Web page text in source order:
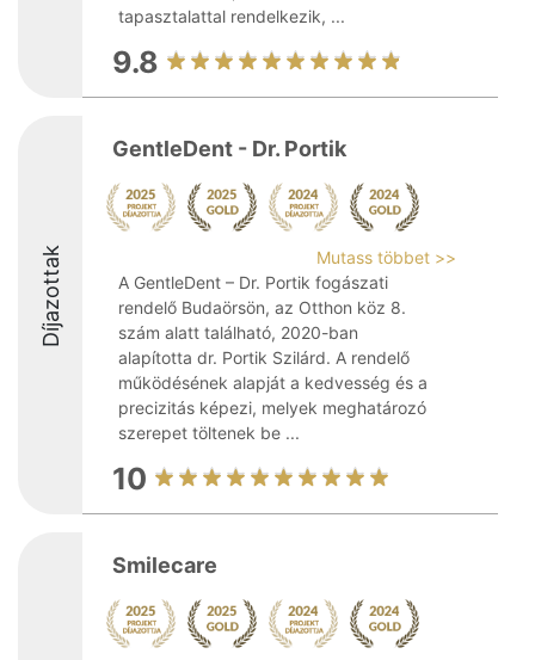
tapasztalattal rendelkezik, ...
9.8
Díjazottak
GentleDent - Dr. Portik
Mutass többet >>
A GentleDent – Dr. Portik fogászati
rendelő Budaörsön, az Otthon köz 8.
szám alatt található, 2020-ban
alapította dr. Portik Szilárd. A rendelő
működésének alapját a kedvesség és a
precizitás képezi, melyek meghatározó
szerepet töltenek be ...
10
Smilecare